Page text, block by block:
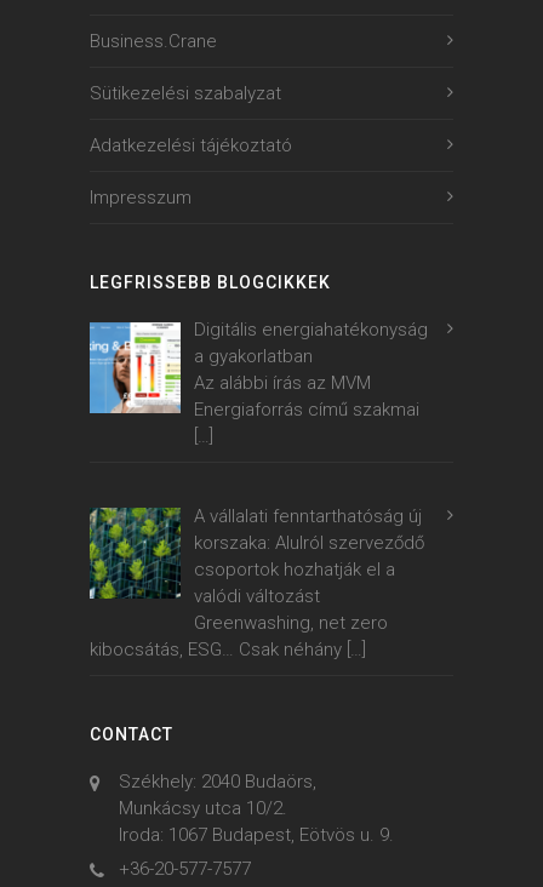
Business.Crane
Sütikezelési szabalyzat
Adatkezelési tájékoztató
Impresszum
LEGFRISSEBB BLOGCIKKEK
Digitális energiahatékonyság
a gyakorlatban
Az alábbi írás az MVM
Energiaforrás című szakmai
[…]
A vállalati fenntarthatóság új
korszaka: Alulról szerveződő
csoportok hozhatják el a
valódi változást
Greenwashing, net zero
kibocsátás, ESG… Csak néhány […]
CONTACT
Székhely: 2040 Budaörs,
Munkácsy utca 10/2.
Iroda: 1067 Budapest, Eötvös u. 9.
+36-20-577-7577